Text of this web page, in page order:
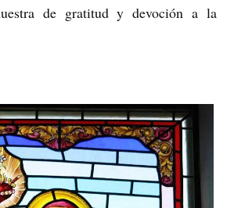
de gratitud y devoción a la